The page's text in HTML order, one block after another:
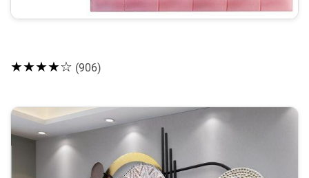
★★★★☆ (906)